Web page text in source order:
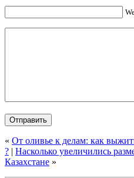
« От оливье к делам: как
? | Насколько увеличились
Казахстане »